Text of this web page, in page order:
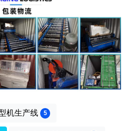
机生产线 5